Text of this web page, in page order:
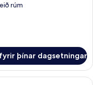
rúm
þínar dagsetningar
öryggishólf í herbergi,